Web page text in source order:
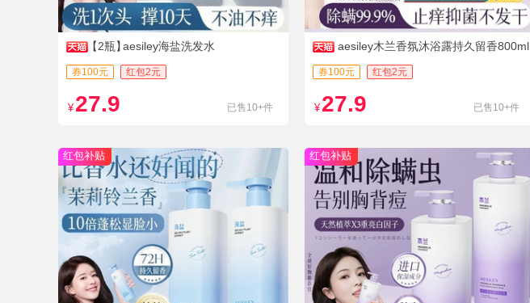
【2瓶】aesiley海盐洗发水
券100元 红包2元
¥ 27.9 已售10+件
aesiley木兰香氛沐浴露持久留香800ml
券100元 红包2元
¥ 27.9 已售10+件
红包补贴 红包补贴